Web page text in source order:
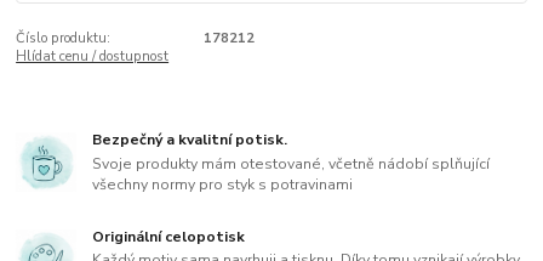
Číslo produktu:
178212
Hlídat cenu / dostupnost
Bezpečný a kvalitní potisk.
Svoje produkty mám otestované, včetně nádobí splňující
všechny normy pro styk s potravinami
Originální celopotisk